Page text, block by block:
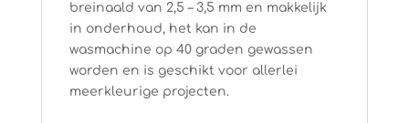
breinaald van 2,5 – 3,5 mm en makkelijk
in onderhoud, het kan in de
wasmachine op 40 graden gewassen
worden en is geschikt voor allerlei
meerkleurige projecten.